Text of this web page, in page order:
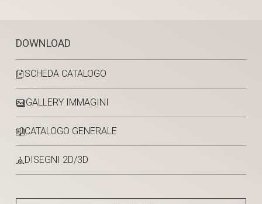
DOWNLOAD
SCHEDA CATALOGO
GALLERY IMMAGINI
CATALOGO GENERALE
DISEGNI 2D/3D